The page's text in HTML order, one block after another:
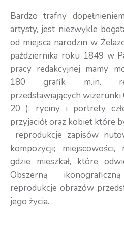
Bardzo trafny
artysty, jest niezwykle
od miejsca narodzin w
października roku 1849 w
pracy redakcyjnej mamy
180 grafik m.in.
przedstawiających
20 ); ryciny i portrety
przyjaciół oraz kobiet które
reprodukcje zapisów
kompozycji;
gdzie mieszkał, które
Obszerną
reprodukcje obrazów
jego życia.